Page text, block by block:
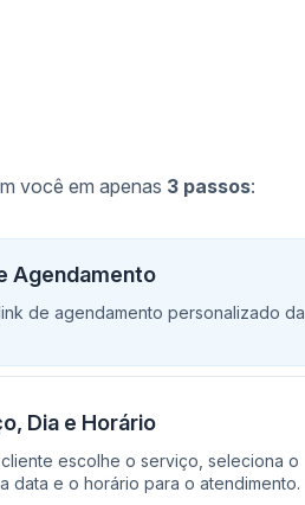
você em apenas 3 passos:
Agendamento
de agendamento personalizado da
Dia e Horário
escolhe o serviço, seleciona o
data e o horário para o atendimento.